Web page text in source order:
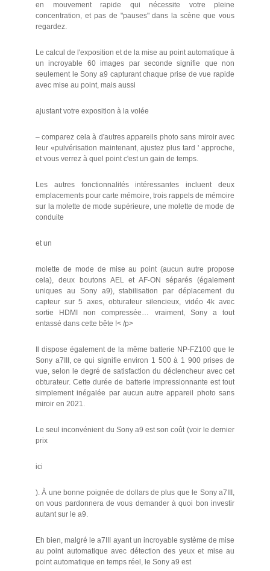
en mouvement rapide qui nécessite votre pleine
concentration, et pas de "pauses" dans la scène que vous
regardez.
Le calcul de l'exposition et de la mise au point automatique à
un incroyable 60 images par seconde signifie que non
seulement le Sony a9 capturant chaque prise de vue rapide
avec mise au point, mais aussi
ajustant votre exposition à la volée
– comparez cela à d'autres appareils photo sans miroir avec
leur «pulvérisation maintenant, ajustez plus tard ' approche,
et vous verrez à quel point c'est un gain de temps.
Les autres fonctionnalités intéressantes incluent deux
emplacements pour carte mémoire, trois rappels de mémoire
sur la molette de mode supérieure, une molette de mode de
conduite
et un
molette de mode de mise au point (aucun autre propose
cela), deux boutons AEL et AF-ON séparés (également
uniques au Sony a9), stabilisation par déplacement du
capteur sur 5 axes, obturateur silencieux, vidéo 4k avec
sortie HDMI non compressée… vraiment, Sony a tout
entassé dans cette bête !< /p>
Il dispose également de la même batterie NP-FZ100 que le
Sony a7III, ce qui signifie environ 1 500 à 1 900 prises de
vue, selon le degré de satisfaction du déclencheur avec cet
obturateur. Cette durée de batterie impressionnante est tout
simplement inégalée par aucun autre appareil photo sans
miroir en 2021.
Le seul inconvénient du Sony a9 est son coût (voir le dernier
prix
ici
). À une bonne poignée de dollars de plus que le Sony a7III,
on vous pardonnera de vous demander à quoi bon investir
autant sur le a9.
Eh bien, malgré le a7III ayant un incroyable système de mise
au point automatique avec détection des yeux et mise au
point automatique en temps réel, le Sony a9 est